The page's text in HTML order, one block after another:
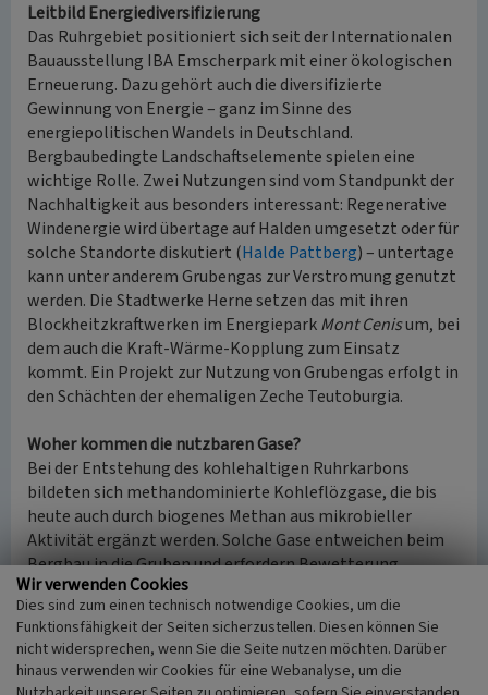
Leitbild Energiediversifizierung
Das Ruhrgebiet positioniert sich seit der Internationalen
Bauausstellung IBA Emscherpark mit einer ökologischen
Erneuerung. Dazu gehört auch die diversifizierte
Gewinnung von Energie – ganz im Sinne des
energiepolitischen Wandels in Deutschland.
Bergbaubedingte Landschaftselemente spielen eine
wichtige Rolle. Zwei Nutzungen sind vom Standpunkt der
Nachhaltigkeit aus besonders interessant: Regenerative
Windenergie wird übertage auf Halden umgesetzt oder für
solche Standorte diskutiert (Halde Pattberg) – untertage
kann unter anderem Grubengas zur Verstromung genutzt
werden. Die Stadtwerke Herne setzen das mit ihren
Blockheitzkraftwerken im EnergieparkMont Cenisum, bei
dem auch die Kraft-Wärme-Kopplung zum Einsatz
kommt. Ein Projekt zur Nutzung von Grubengas erfolgt in
den Schächten der ehemaligen Zeche Teutoburgia.
Woher kommen die nutzbaren Gase?
Bei der Entstehung des kohlehaltigen Ruhrkarbons
bildeten sich methandominierte Kohleflözgase, die bis
heute auch durch biogenes Methan aus mikrobieller
Aktivität ergänzt werden. Solche Gase entweichen beim
Bergbau in die Gruben und erfordern Bewetterung,
andererseits kann das Methan aus den stillgelegten
Bergwerken über Pumpanlagen abgesaugt und weiter
verwendet werden (coalmine methane, CMM). Das
wiederum ermöglicht nach einer Zertifizierung die
Nutzung im EU-Emissionshandel.
Wir verwenden Cookies
Dies sind zum einen technisch notwendige Cookies, um die
Funktionsfähigkeit der Seiten sicherzustellen. Diesen können Sie
nicht widersprechen, wenn Sie die Seite nutzen möchten. Darüber
hinaus verwenden wir Cookies für eine Webanalyse, um die